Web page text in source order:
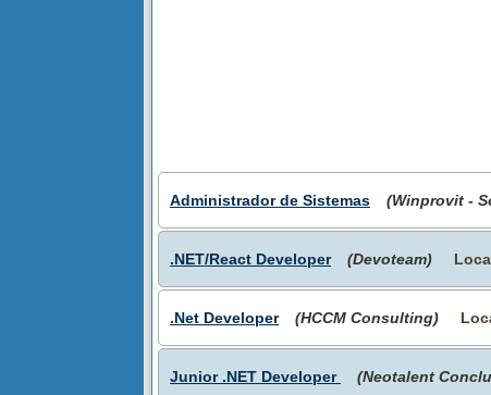
Administrador de Sistemas (Winprovit -
.NET/React Developer (Devoteam)
.Net Developer (HCCM Consulting)
Junior .NET Developer (Neotalent